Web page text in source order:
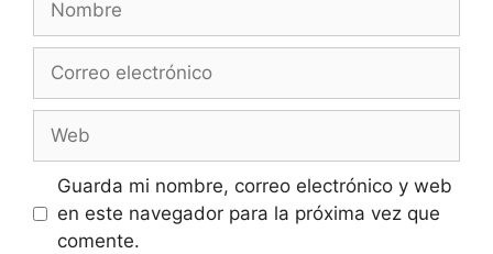
electrónico
Guarda mi nombre, correo electrónico y web
en este navegador para la próxima vez que
comente.